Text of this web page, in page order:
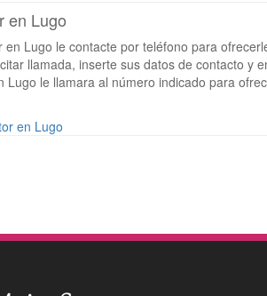
en Lugo
Lugo le contacte por teléfono para
llamada, inserte sus datos de contacto y
le llamara al número indicado para
en Lugo